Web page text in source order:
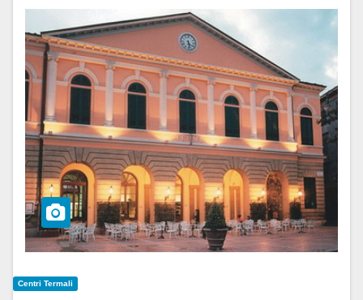
Centri Termali